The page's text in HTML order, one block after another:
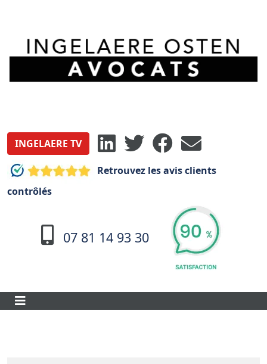
INGELAERE TV
Retrouvez les avis clients
contrôlés
07 81 14 93 30